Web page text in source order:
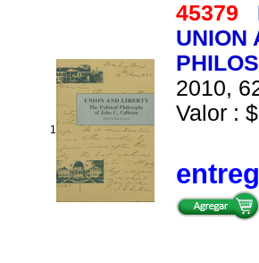
1
45379
UNION
2010,
Valor :